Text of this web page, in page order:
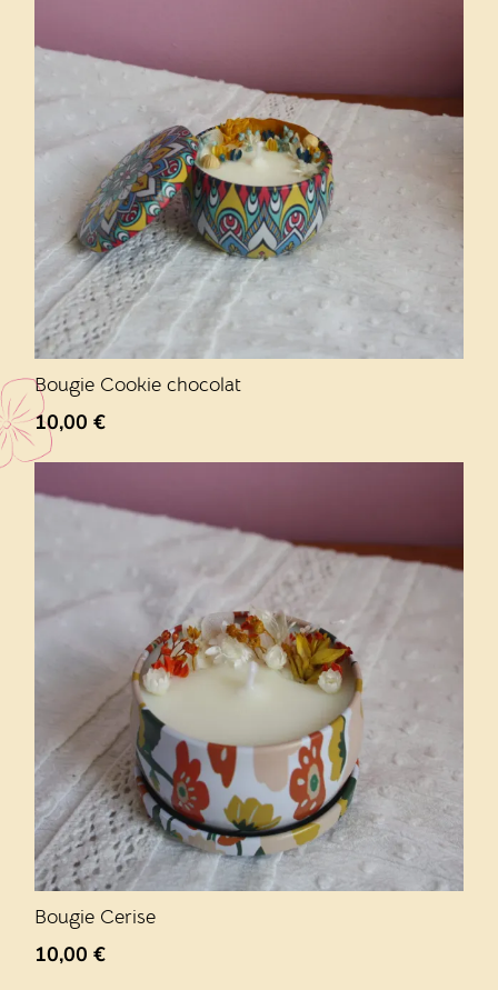
Bougie Cookie chocolat
10,00€
Bougie Cerise
10,00€